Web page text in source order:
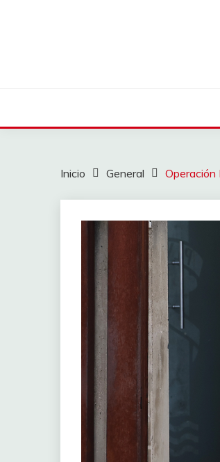
Inicio General Operación